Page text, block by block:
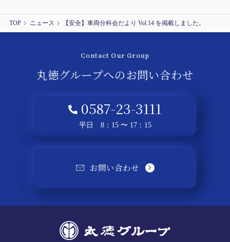
TOP ニュース 【安全】車両分科会だより Vol.14 を掲載しました。
Contact Our Group
丸徳グループへのお問い合わせ
0587-23-3111
平日 8：15 〜 17：15
お問い合わせ